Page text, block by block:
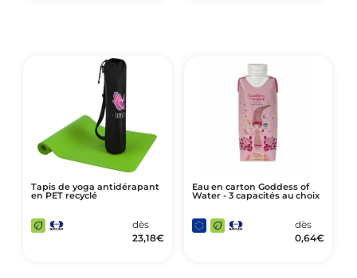
Tapis de yoga antidérapant
en PET recyclé
dès
23,18€
Eau en carton Goddess of
Water - 3 capacités au choix
dès
0,64€